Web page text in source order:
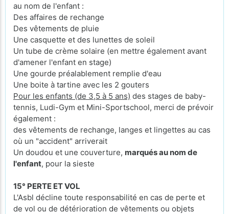
au nom de l'enfant :
Des affaires de rechange
Des vêtements de pluie
Une casquette et des lunettes de soleil
Un tube de crème solaire (en mettre également avant
d'amener l'enfant en stage)
Une gourde préalablement remplie d'eau
Une boite à tartine avec les 2 gouters
Pour les enfants (de 3,5 à 5 ans) des stages de baby-
tennis, Ludi-Gym et Mini-Sportschool, merci de prévoir
également :
des vêtements de rechange, langes et lingettes au cas
où un "accident" arriverait
Un doudou et une couverture, marqués au nom de
l'enfant, pour la sieste
15° PERTE ET VOL
L'Asbl décline toute responsabilité en cas de perte et
de vol ou de détérioration de vêtements ou objets